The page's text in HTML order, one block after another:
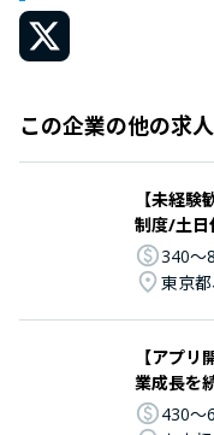
この企業の他の求人
【未経
制度/土日
340〜
東京
【アプ
業成長を
430〜